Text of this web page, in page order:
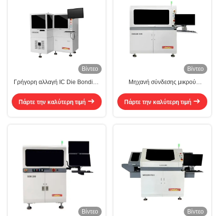
Βίντεο
Γρήγορη αλλαγή IC Die Bonding
Machine
Πάρτε την καλύτερη τιμή
Βίντεο
Μηχανή σύνδεσης μικρού
ταχύτητας
Πάρτε την καλύτερη τιμή
Βίντεο
Βίντεο